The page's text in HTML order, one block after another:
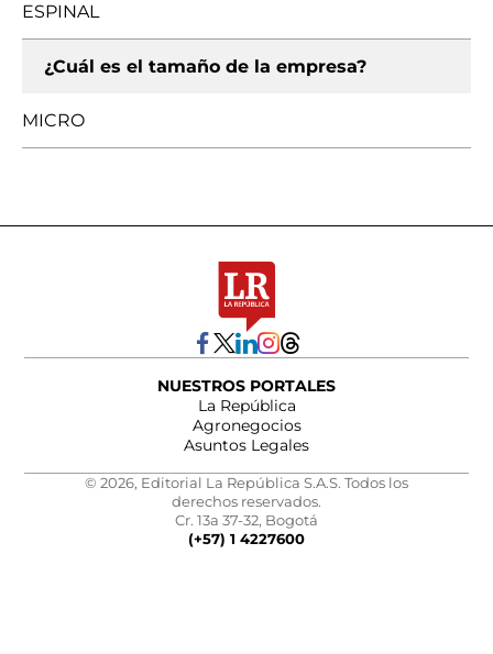
ESPINAL
¿Cuál es el tamaño de la empresa?
MICRO
NUESTROS PORTALES
La República
Agronegocios
Asuntos Legales
© 2026, Editorial La República S.A.S. Todos los
derechos reservados.
Cr. 13a 37-32, Bogotá
(+57) 1 4227600